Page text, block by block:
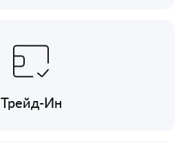
Трейд-Ин